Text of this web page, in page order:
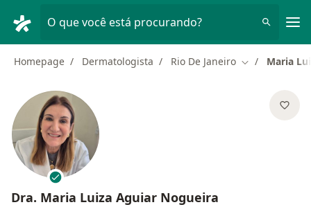
O que você está procurando?
Homepage Dermatologista Rio De Janeiro Mudar de
Maria
Dra. Maria Luiza Aguiar Nogueira